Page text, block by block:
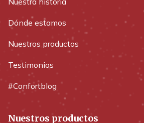
Dónde estamos
Nuestros productos
Testimonios
#Confortblog
Nuestros productos